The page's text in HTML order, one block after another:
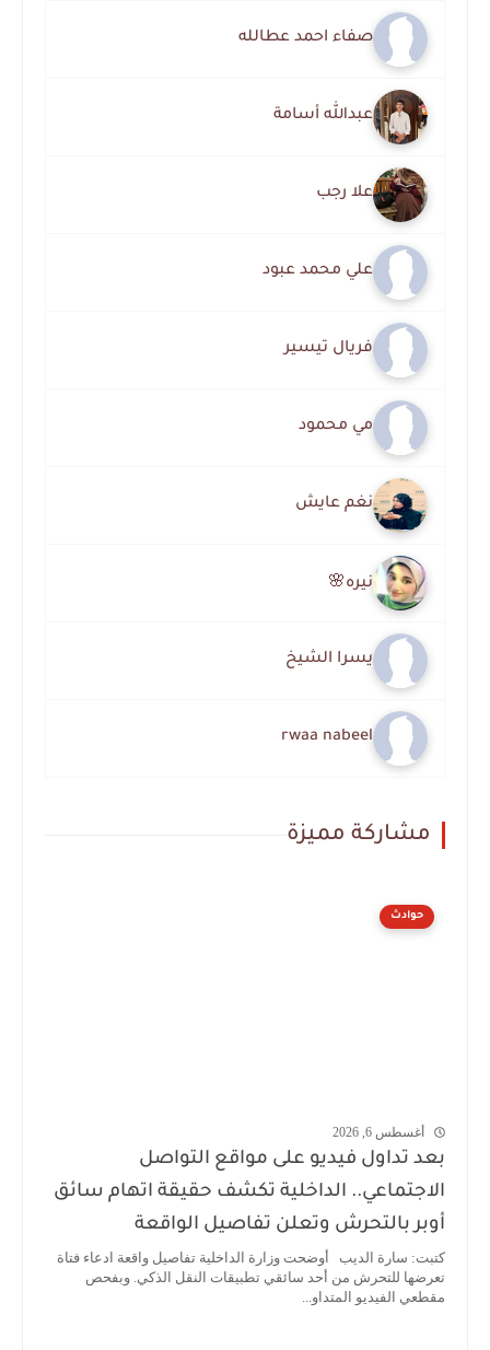
صفاء احمد عطالله
عبدالله أسامة
علا رجب
علي محمد عبود
فريال تيسير
مي محمود
نغم عايش
نيره🌸
يسرا الشيخ
rwaa nabeel
مشاركة مميزة
حوادث
أغسطس 6, 2026
بعد تداول فيديو على مواقع التواصل
الاجتماعي.. الداخلية تكشف حقيقة اتهام سائق
أوبر بالتحرش وتعلن تفاصيل الواقعة
كتبت: سارة الديب أوضحت وزارة الداخلية تفاصيل واقعة ادعاء فتاة
تعرضها للتحرش من أحد سائقي تطبيقات النقل الذكي. وبفحص
مقطعي الفيديو المتداو...